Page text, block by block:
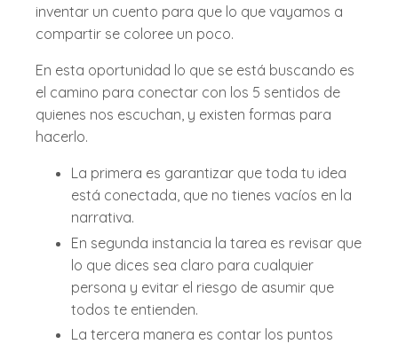
inventar un cuento para que lo que vayamos a
compartir se coloree un poco.
En esta oportunidad lo que se está buscando es
el camino para conectar con los 5 sentidos de
quienes nos escuchan, y existen formas para
hacerlo.
La primera es garantizar que toda tu idea
está conectada, que no tienes vacíos en la
narrativa.
En segunda instancia la tarea es revisar que
lo que dices sea claro para cualquier
persona y evitar el riesgo de asumir que
todos te entienden.
La tercera manera es contar los puntos